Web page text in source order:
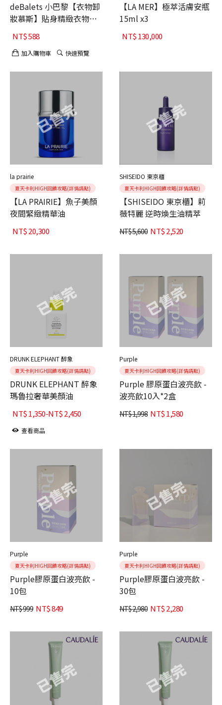
deBalets 小巴黎【衣物卸
妝慕斯】貼身精緻衣物手
洗精-心之流向200ml LDC
NT$588
加入購物車 快速預覽
【LA MER】極萃活膚安瓶
15ml x3
NT$130,000
la prairie
夏天卡利HIGH回饋攻略(詳情請點)
【LA PRAIRIE】魚子美顏
夜間緊緻精華油
NT$20,300
SHISEIDO 東京櫃
夏天卡利HIGH回饋攻略(詳情請點)
【SHISEIDO 東京櫃】莉
薇特麗 逆時煥生油精萃
NT$5,600 NT$2,520
DRUNK ELEPHANT 醉象
夏天卡利HIGH回饋攻略(詳情請點)
DRUNK ELEPHANT 醉象
瑪魯拉奢華美顏油
NT$1,350-NT$2,450
查看商品
Purple
夏天卡利HIGH回饋攻略(詳情請點)
Purple 膠原蛋白波亮飲 -
波亮飲10入*2盒
NT$1,998 NT$1,580
Purple
夏天卡利HIGH回饋攻略(詳情請點)
Purple膠原蛋白波亮飲 -
10包
NT$999 NT$849
Purple
夏天卡利HIGH回饋攻略(詳情請點)
Purple膠原蛋白波亮飲 -
30包
NT$2,980 NT$2,280